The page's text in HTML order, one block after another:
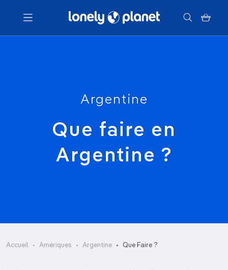
Menu
Argentine
Que faire en
Argentine ?
Accueil Amériques Argentine Que Faire ?